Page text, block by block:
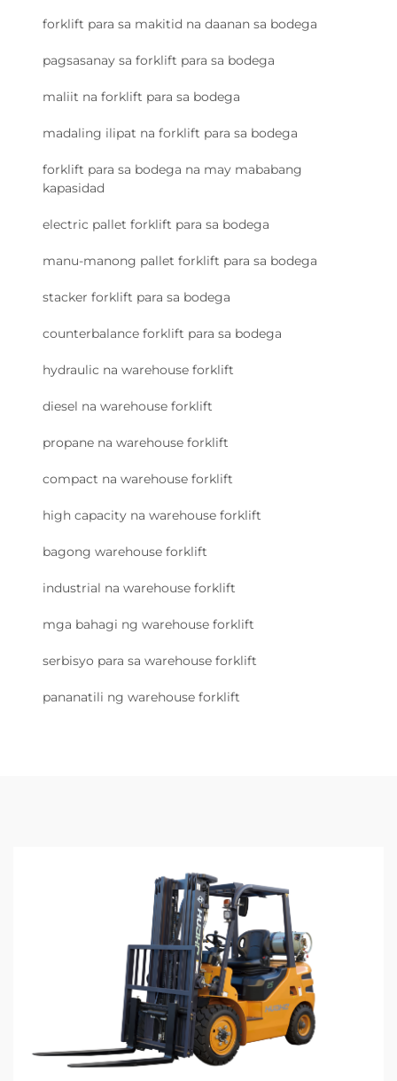
forklift para sa makitid na daanan sa bodega
pagsasanay sa forklift para sa bodega
maliit na forklift para sa bodega
madaling ilipat na forklift para sa bodega
forklift para sa bodega na may mababang
kapasidad
electric pallet forklift para sa bodega
manu-manong pallet forklift para sa bodega
stacker forklift para sa bodega
counterbalance forklift para sa bodega
hydraulic na warehouse forklift
diesel na warehouse forklift
propane na warehouse forklift
compact na warehouse forklift
high capacity na warehouse forklift
bagong warehouse forklift
industrial na warehouse forklift
mga bahagi ng warehouse forklift
serbisyo para sa warehouse forklift
pananatili ng warehouse forklift